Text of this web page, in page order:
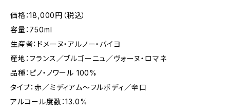
価格：18,000円（税込）
容量：750ml
生産者：ドメーヌ・アルノー・バイヨ
産地：フランス／ブルゴーニュ／ヴォーヌ・ロマネ
品種：ピノ・ノワール 100%
タイプ：赤／ミディアム～フルボディ／辛口
アルコール度数：13.0%